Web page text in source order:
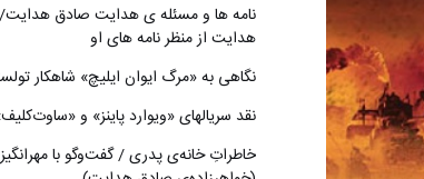
نامه ها و مسئله ی هدایت صادق
هدایت از منظر نامه های او
نگاهی به «مرگ ايوان ايليچ» شاهکار
نقد سریالهای «ویوارد پاینز» و
خاطراتِ خانه‌ی پدری / گفت‌وگو با